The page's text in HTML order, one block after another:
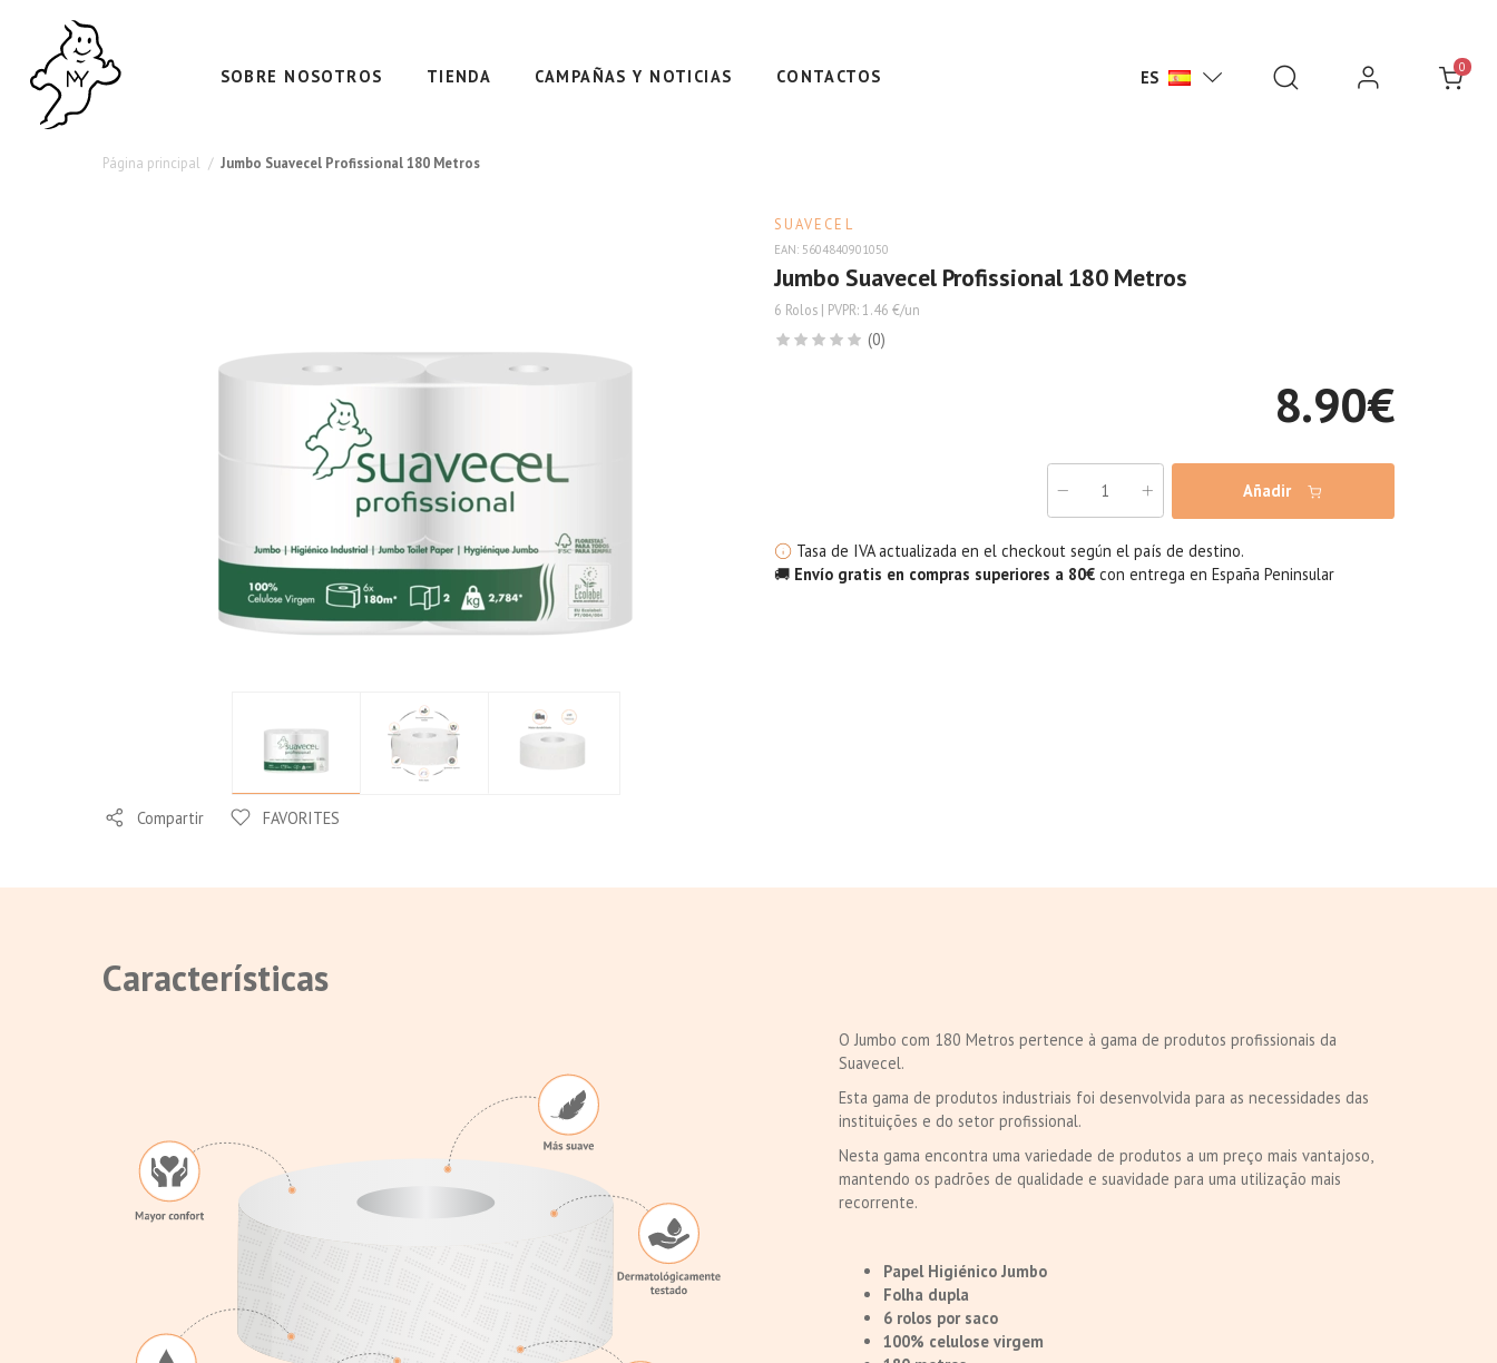
SOBRE NOSOTROS TIENDA CAMPAÑAS Y NOTICIAS CONTACTOS ES
0
Página principal Jumbo Suavecel Profissional 180 Metros
SUAVECEL
EAN: 5604840901050
Jumbo Suavecel Profissional 180 Metros
6 Rolos | PVPR: 1.46 €/un
(0)
8.90€
Añadir
Tasa de IVA actualizada en el checkout según el país de destino.
🚚 Envío gratis en compras superiores a 80€ con entrega en España Peninsular
Compartir FAVORITES
Características
O Jumbo com 180 Metros pertence à gama de produtos profissionais da
Suavecel.
Esta gama de produtos industriais foi desenvolvida para as necessidades das
instituições e do setor profissional.
Nesta gama encontra uma variedade de produtos a um preço mais vantajoso,
mantendo os padrões de qualidade e suavidade para uma utilização mais
recorrente.
Papel Higiénico Jumbo
Folha dupla
6 rolos por saco
100% celulose virgem